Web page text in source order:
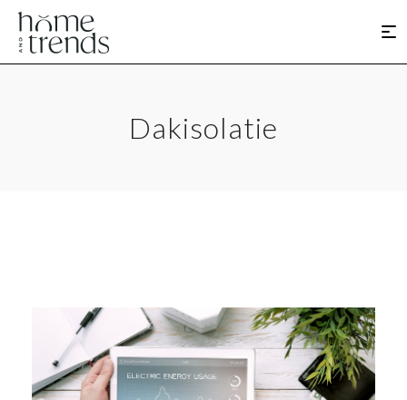
Dakisolatie